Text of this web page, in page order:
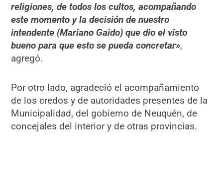
religiones, de todos los cultos, acompañando
este momento y la decisión de nuestro
intendente (Mariano Gaido) que dio el visto
bueno para que esto se pueda concretar»,
agregó.
Por otro lado, agradeció el acompañamiento
de los credos y de autoridades presentes de la
Municipalidad, del gobierno de Neuquén, de
concejales del interior y de otras provincias.